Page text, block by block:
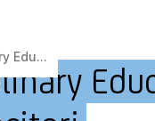
Edu...